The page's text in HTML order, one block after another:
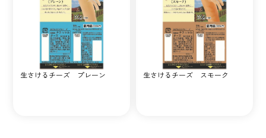
生さけるチーズ プレーン 生さけるチーズ スモーク